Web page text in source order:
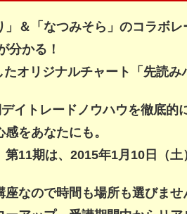
＆「なつみそら」のコラボレ
分かる！
オリジナルチャート「先読み
イトレードノウハウを徹底的
をあなたにも。
第11期は、2015年1月10日（
なので時間も場所も選びませ